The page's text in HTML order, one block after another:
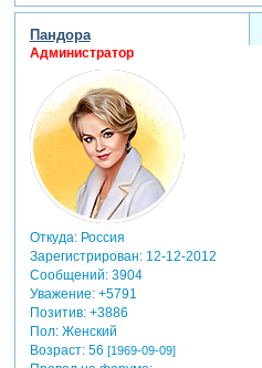
Пандора
Администратор
Откуда:Россия
Зарегистрирован: 12-12-2012
Сообщений:3904
Уважение: +5791
Позитив: +3886
Пол:Женский
Возраст:56 [1969-09-09]